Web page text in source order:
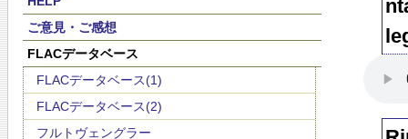
ご意見・ご感想
FLACデータベース
FLACデータベース(1)
FLACデータベース(2)
フルトヴェングラー